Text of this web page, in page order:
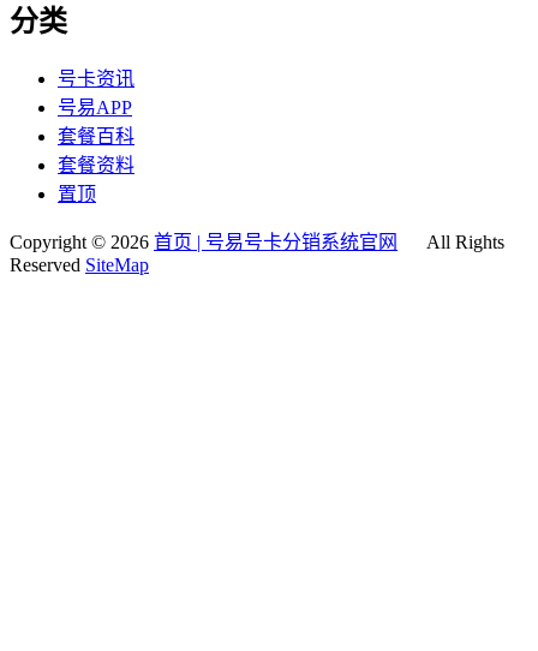
分类
号卡资讯
号易APP
套餐百科
套餐资料
置顶
Copyright © 2026 首页 | 号易号卡分销系统官网
All Rights
Reserved SiteMap